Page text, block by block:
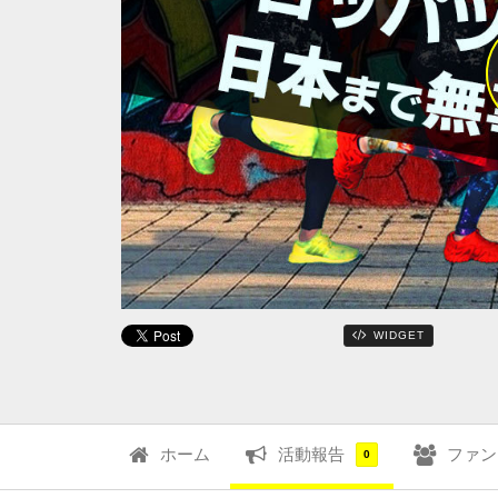
WIDGET
ホーム 活動報告 0 ファン